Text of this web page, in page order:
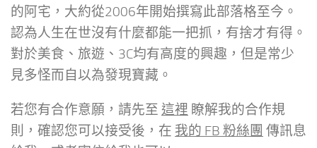
的阿宅，大約從2006年開始撰寫此部落格至今。
認為人生在世沒有什麼都能一把抓，有捨才有得。
對於美食、旅遊、3C均有高度的興趣，但是常少
見多怪而自以為發現寶藏。
若您有合作意願，請先至 這裡 瞭解我的合作規
則，確認您可以接受後，在 我的 FB 粉絲團 傳訊息